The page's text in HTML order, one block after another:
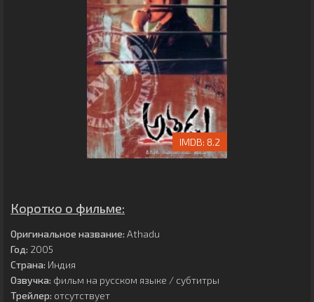
8.2
Коротко о фильме:
Оригинальное название: Athadu
Год: 2005
Страна: Индия
Озвучка: фильм на русском языке / субтитры
Трейлер: отсутствует